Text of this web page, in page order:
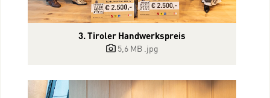
3. Tiroler Handwerkspreis
5,6 MB .jpg